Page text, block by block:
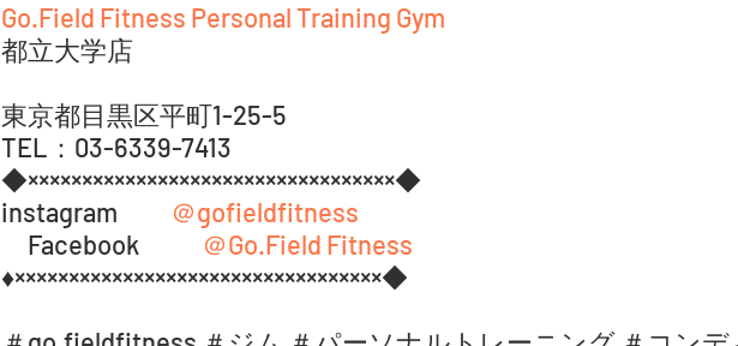
Go.Field Fitness Personal Training Gym
都立大学店
東京都目黒区平町1-25-5
TEL：03-6339-7413
◆××××××××××××××××××××××××××××××××××◆
instagram
＠gofieldfitness
Facebook
＠Go.Field Fitness
♦××××××××××××××××××××××××××××××××××◆